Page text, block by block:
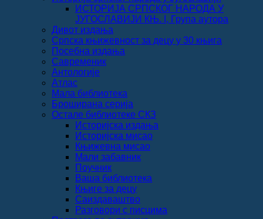
ИСТОРИЈА СРПСКОГ НАРОДА У
ЈУГОСЛАВИЈИ КЊ. I, Група аутора
Дивот издања
Српска књижевност за децу у 30 књига
Посебна издања
Савременик
Антологије
Атлас
Мала библиотека
Броширана серија
Остале библиотеке СКЗ
Историјска издања
Историјска мисао
Књижевна мисао
Мали забавник
Поучник
Ваша библиотека
Књиге за децу
Саиздаваштво
Разговори с писцима